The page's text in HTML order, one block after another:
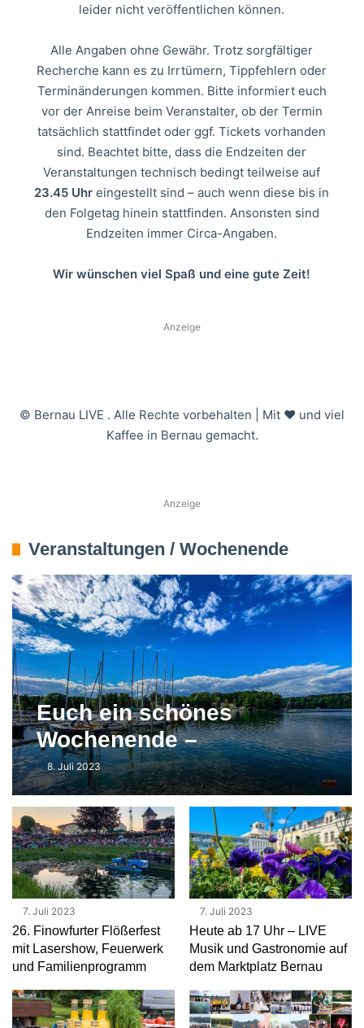
leider nicht veröffentlichen können.
Alle Angaben ohne Gewähr. Trotz sorgfältiger
Recherche kann es zu Irrtümern, Tippfehlern oder
Terminänderungen kommen. Bitte informiert euch
vor der Anreise beim Veranstalter, ob der Termin
tatsächlich stattfindet oder ggf. Tickets vorhanden
sind. Beachtet bitte, dass die Endzeiten der
Veranstaltungen technisch bedingt teilweise auf
23.45 Uhr eingestellt sind – auch wenn diese bis in
den Folgetag hinein stattfinden. Ansonsten sind
Endzeiten immer Circa-Angaben.
Wir wünschen viel Spaß und eine gute Zeit!
Anzeige
© Bernau LIVE . Alle Rechte vorbehalten | Mit ❤️ und viel
Kaffee in Bernau gemacht.
Anzeige
Veranstaltungen / Wochenende
Euch ein schönes
Wochenende –
Veranstaltungen in und
um Bernau
8. Juli 2023
7. Juli 2023
26. Finowfurter Flößerfest
mit Lasershow, Feuerwerk
und Familienprogramm
7. Juli 2023
Heute ab 17 Uhr – LIVE
Musik und Gastronomie auf
dem Marktplatz Bernau